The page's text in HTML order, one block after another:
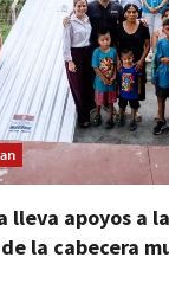
lleva apoyos a
la cabecera